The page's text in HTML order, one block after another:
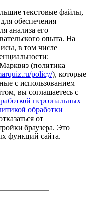
текстовые файлы,
обеспечения
анализа его
опыта. На
в том числе
(политика
policy/), которые
с использованием
вы соглашаетесь с
персональных
обработки
от
браузера. Это
функций сайта.